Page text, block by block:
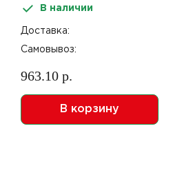
В наличии
Доставка:
Самовывоз:
963.10 р.
В корзину